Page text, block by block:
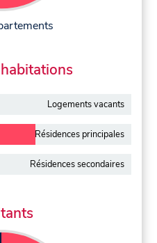
Logements vacants
Résidences principales
Résidences secondaires